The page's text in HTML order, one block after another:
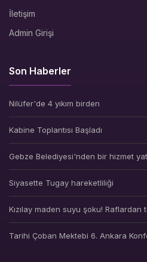
İletişim
Admin Girişi
Son Haberler
Nilüfer'de 4 yıkım birden
Kabine Toplantısı Başladı
Gebze Belediyesi'nden bir hizmet
Siyasette Tugay hareketliliği
Kızılay maden suyu şoku! Raflardan
Tarihi Çoban Mektebi 6. Ankara